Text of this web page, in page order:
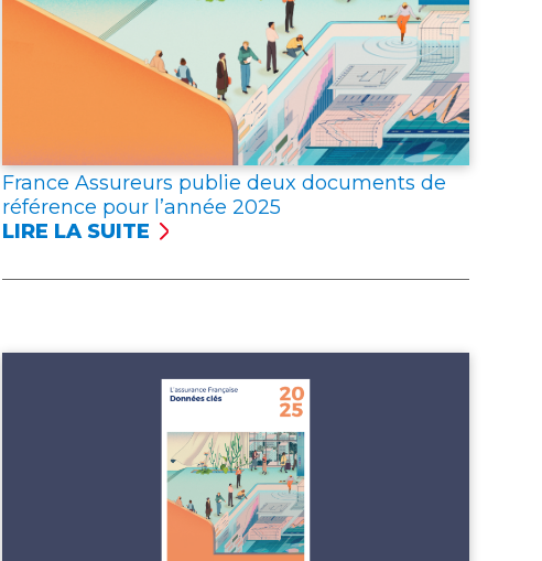
France Assureurs publie deux documents de
référence pour l’année 2025
LIRE LA SUITE
: